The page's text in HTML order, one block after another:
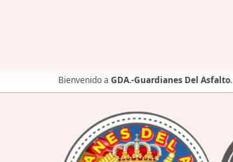
Bienvenido a GDA.-Guardianes Del Asfalto.